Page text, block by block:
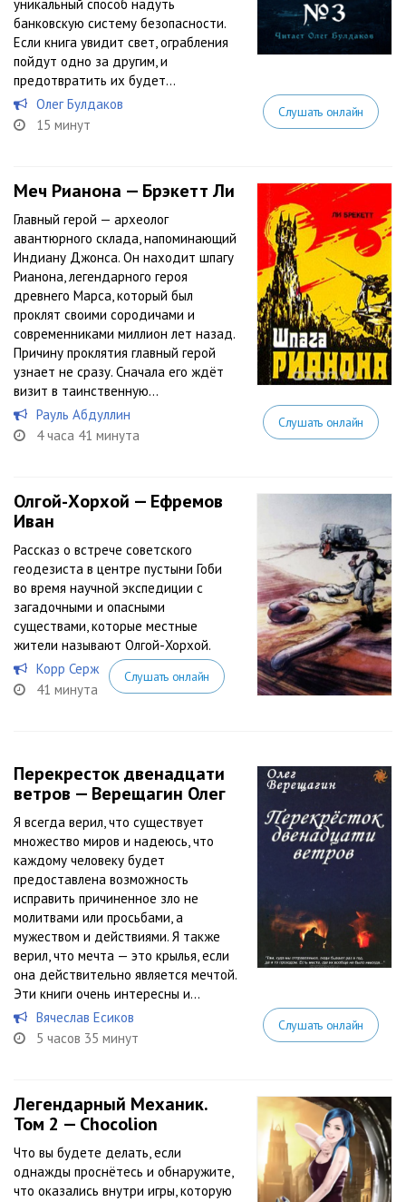
уникальный способ надуть
банковскую систему безопасности.
Если книга увидит свет, ограбления
пойдут одно за другим, и
предотвратить их будет...
Олег Булдаков
15 минут
Слушать онлайн
Меч Рианона — Брэкетт Ли
Главный герой — археолог
авантюрного склада, напоминающий
Индиану Джонса. Он находит шпагу
Рианона, легендарного героя
древнего Марса, который был
проклят своими сородичами и
современниками миллион лет назад.
Причину проклятия главный герой
узнает не сразу. Сначала его ждёт
визит в таинственную...
Рауль Абдуллин
4 часа 41 минута
Слушать онлайн
Олгой-Хорхой — Ефремов
Иван
Рассказ о встрече советского
геодезиста в центре пустыни Гоби
во время научной экспедиции с
загадочными и опасными
существами, которые местные
жители называют Олгой-Хорхой.
Корр Серж
41 минута
Слушать онлайн
Перекресток двенадцати
ветров — Верещагин Олег
Я всегда верил, что существует
множество миров и надеюсь, что
каждому человеку будет
предоставлена возможность
исправить причиненное зло не
молитвами или просьбами, а
мужеством и действиями. Я также
верил, что мечта — это крылья, если
она действительно является мечтой.
Эти книги очень интересны и...
Вячеслав Есиков
5 часов 35 минут
Слушать онлайн
Легендарный Механик.
Том 2 — Chocolion
Что вы будете делать, если
однажды проснётесь и обнаружите,
что оказались внутри игры, которую